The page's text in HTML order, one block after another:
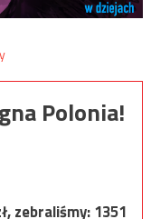
Polonia!
zebraliśmy:1351